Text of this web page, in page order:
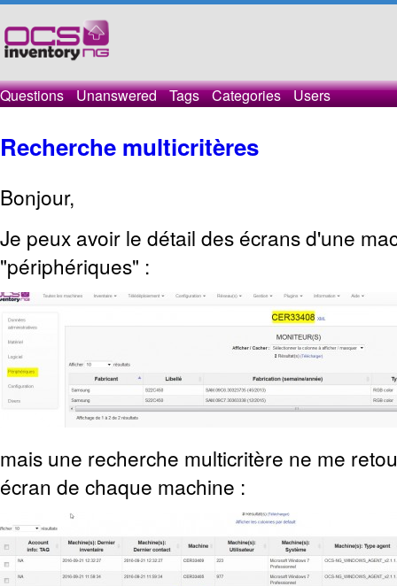
Questions Unanswered Tags Categories Users
Recherche multicritères
Bonjour,
Je peux avoir le détail des écrans d'une
"périphériques" :
mais une recherche multicritère ne me
écran de chaque machine :